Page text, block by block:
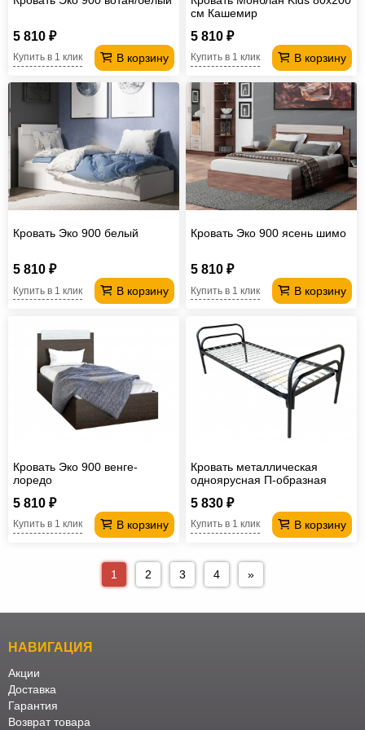
5 810 ₽
В корзину
Купить в 1 клик
см Кашемир
5 810 ₽
В корзину
Купить в 1 клик
Кровать Эко 900 белый
5 810 ₽
В корзину
Купить в 1 клик
Кровать Эко 900 ясень шимо
5 810 ₽
В корзину
Купить в 1 клик
Кровать Эко 900 венге-
лоредо
5 810 ₽
В корзину
Купить в 1 клик
Кровать металлическая
одноярусная П-образная
5 830 ₽
В корзину
Купить в 1 клик
1 2 3 4 »
НАВИГАЦИЯ
Акции
Доставка
Гарантия
Возврат товара